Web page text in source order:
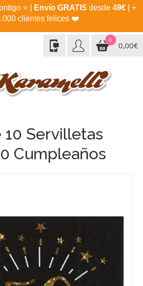
⭐ Envío GRATIS desde 49€| +
clientes felices ❤️
0
0,00€
10 Servilletas
Cumpleaños